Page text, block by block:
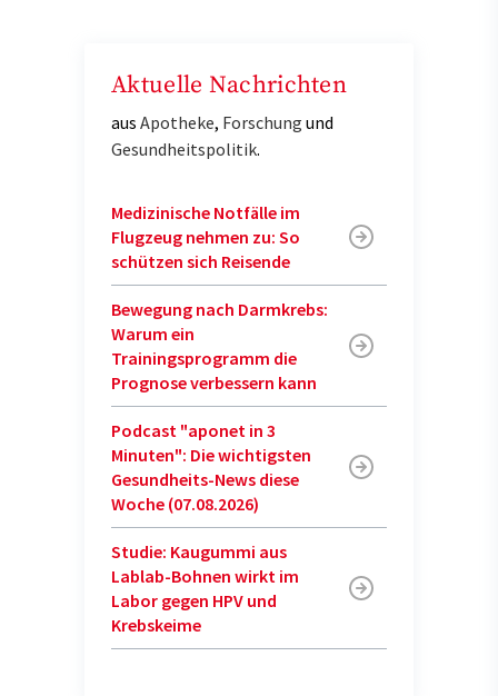
Aktuelle Nachrichten
aus Apotheke, Forschung und
Gesundheitspolitik.
Medizinische Notfälle im
Flugzeug nehmen zu: So
schützen sich Reisende
Bewegung nach Darmkrebs:
Warum ein
Trainingsprogramm die
Prognose verbessern kann
Podcast "aponet in 3
Minuten": Die wichtigsten
Gesundheits-News diese
Woche (07.08.2026)
Studie: Kaugummi aus
Lablab-Bohnen wirkt im
Labor gegen HPV und
Krebskeime